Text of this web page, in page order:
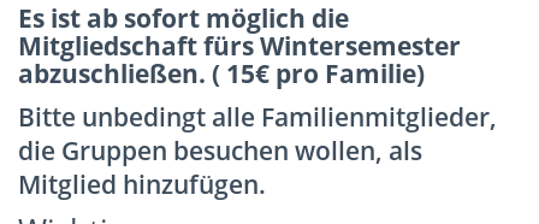
Es ist ab sofort möglich die
Mitgliedschaft fürs Wintersemester
abzuschließen. ( 15€ pro Familie)
Bitte unbedingt alle Familienmitglieder,
die Gruppen besuchen wollen, als
Mitglied hinzufügen.